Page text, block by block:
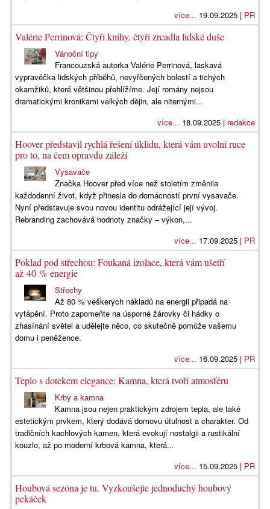
více... 19.09.2025 | PR
Valérie Perrinová: Čtyři knihy, čtyři zrcadla lidské duše
Vánoční tipy
Francouzská autorka Valérie Perrinová, laskavá
vypravěčka lidských příběhů, nevyřčených bolestí a tichých
okamžiků, které většinou přehlížíme. Její romány nejsou
dramatickými kronikami velkých dějin, ale niternými...
více... 18.09.2025 | redakce
Hoover představil rychlá řešení úklidu, která vám uvolní ruce
pro to, na čem opravdu záleží
Vysavače
Značka Hoover před více než stoletím změnila
každodenní život, když přinesla do domácností první vysavače.
Nyní představuje svou novou identitu odrážející její vývoj.
Rebranding zachovává hodnoty značky – výkon,...
více... 17.09.2025 | PR
Poklad pod střechou: Foukaná izolace, která vám ušetří
až 40 % energie
Střechy
Až 80 % veškerých nákladů na energii připadá na
vytápění. Proto zapomeňte na úsporné žárovky či hádky o
zhasínání světel a udělejte něco, co skutečně pomůže vašemu
domu i peněžence.
více... 16.09.2025 | PR
Teplo s dotekem elegance: Kamna, která tvoří atmosféru
Krby a kamna
Kamna jsou nejen praktickým zdrojem tepla, ale také
estetickým prvkem, který dodává domovu útulnost a charakter. Od
tradičních kachlových kamen, která evokují nostalgii a rustikální
kouzlo, až po moderní krbová kamna, která...
více... 15.09.2025 | PR
Houbová sezóna je tu. Vyzkoušejte jednoduchý houbový
pekáček